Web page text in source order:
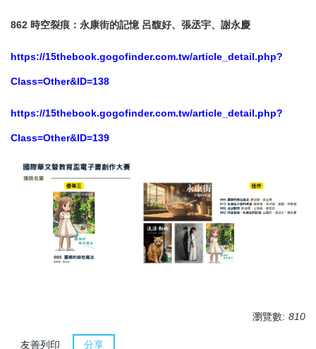
862 時空裂痕：永康街的記憶 呂馥好、張丞宇、謝永慶
https://15thebook.gogofinder.com.tw/article_detail.php?
Class=Other&ID=138
https://15thebook.gogofinder.com.tw/article_detail.php?
Class=Other&ID=139
瀏覽數: 810
友善列印 分享